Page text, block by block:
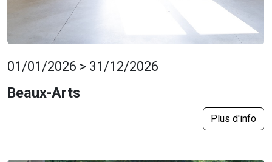
01/01/2026 > 31/12/2026
Beaux-Arts
Plus d'info